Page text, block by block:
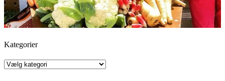
Kategorier
Kategorier